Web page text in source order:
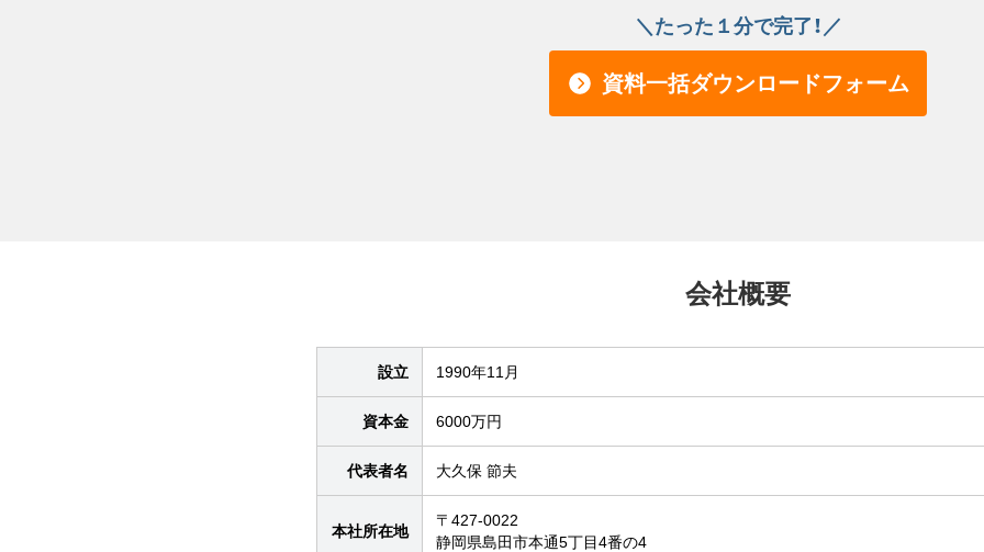
＼たった１分で完了！／
資料一括ダウンロードフォーム
会社概要
設立 1990年11月
資本金 6000万円
代表者名 大久保 節夫
本社所在地
〒427-0022
静岡県島田市本通5丁目4番の4